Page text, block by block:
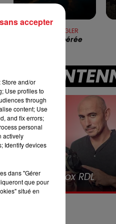
LES APRÈS-MIDI
COOKIE DINGLER
Femme Libérée
A
7h00 - 10h00
Debout
and/or
Use profiles to
through
content; Use
and fix errors;
personal
actively
Identify devices
dans "Gérer
que pour
situé en
accepter